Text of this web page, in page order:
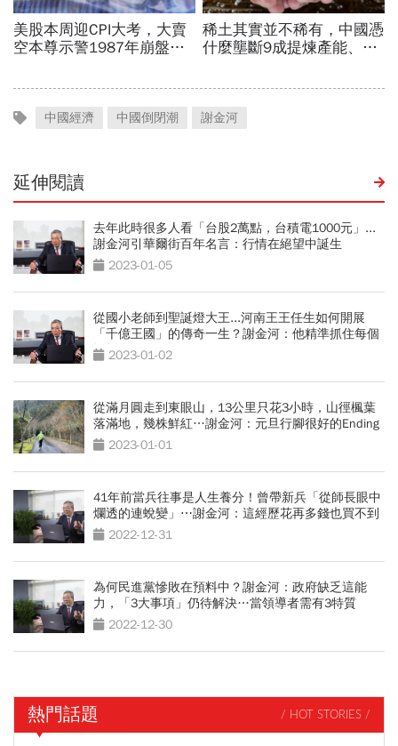
中國經濟 中國倒閉潮 謝金河
延伸閱讀
去年此時很多人看「台股2萬點，台積電1000元」...
謝金河引華爾街百年名言：行情在絕望中誕生
2023-01-05
從國小老師到聖誕燈大王...河南王王任生如何開展
「千億王國」的傳奇一生？謝金河：他精準抓住每個
轉折2023-01-02
從滿月圓走到東眼山，13公里只花3小時，山徑楓葉
落滿地，幾株鮮紅…謝金河：元旦行腳很好的Ending
2023-01-01
41年前當兵往事是人生養分！曾帶新兵「從師長眼中
爛透的連蛻變」⋯謝金河：這經歷花再多錢也買不到
2022-12-31
為何民進黨慘敗在預料中？謝金河：政府缺乏這能
力，「3大事項」仍待解決…當領導者需有3特質
2022-12-30
熱門話題 / HOT STORIES /